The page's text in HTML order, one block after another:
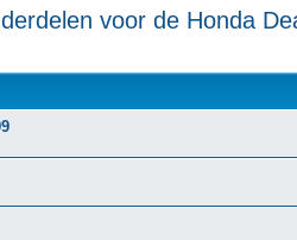
voor de Honda